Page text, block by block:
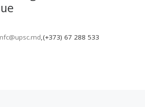
,(+373) 67 288 533